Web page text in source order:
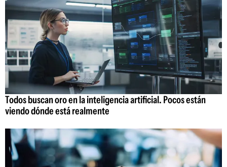
Todos buscan oro en la inteligencia artificial. Pocos están
viendo dónde está realmente